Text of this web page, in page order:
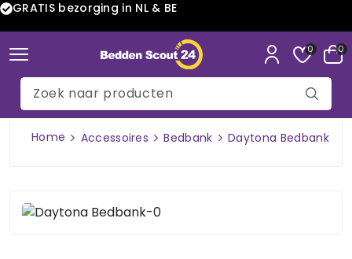
GRATIS bezorging in NL & BE
0 0
Home Accessoires Bedbank Daytona Bedbank